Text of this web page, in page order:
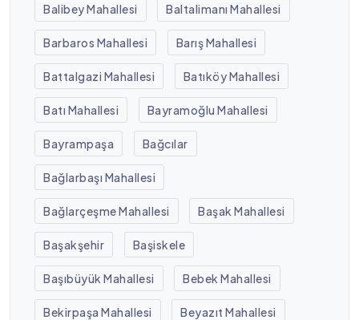
Balibey Mahallesi Baltalimanı Mahallesi
Barbaros Mahallesi Barış Mahallesi
Battalgazi Mahallesi Batıköy Mahallesi
Batı Mahallesi Bayramoğlu Mahallesi
Bayrampaşa Bağcılar
Bağlarbaşı Mahallesi
Bağlarçeşme Mahallesi Başak Mahallesi
Başakşehir Başiskele
Başıbüyük Mahallesi Bebek Mahallesi
Bekirpaşa Mahallesi Beyazıt Mahallesi